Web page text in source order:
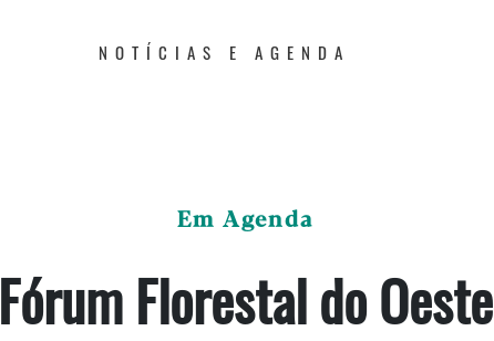
NOTÍCIAS E AGENDA
Em Agenda
Fórum Florestal do Oeste